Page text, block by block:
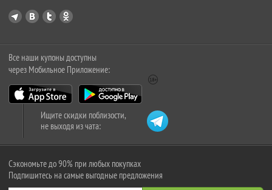
Все наши купоны доступны
через Мобильное Приложение:
Ищите скидки поблизости,
не выходя из чата:
Сэкономьте до 90% при любых покупках
Подпишитесь на самые выгодные предложения